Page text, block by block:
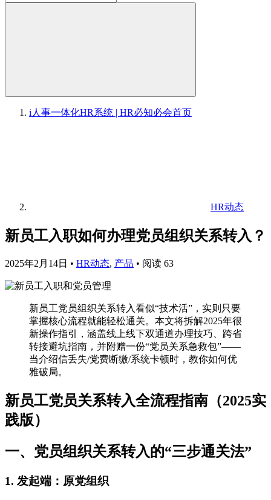
i人事一体化HR系统 | HR必知必会首页
HR动态
新员工入职如何办理党员组织关系转入？
2025年2月14日 • HR动态, 产品 • 阅读 63
新员工党员组织关系转入看似“技术活”，实则只要
掌握核心流程就能轻松通关。本文将拆解2025年很
新操作指引，涵盖线上线下双通道办理技巧、跨省
转接避坑指南，并附赠一份“党员关系急救包”——
当介绍信丢失/党费断缴/系统卡顿时，教你如何优
雅破局。
新员工党员关系转入全流程指南（2025实
践版）
一、党员组织关系转入的“三步通关法”
1. 发起端：原党组织